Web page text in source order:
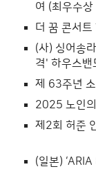
여 (최우수상
더 꿈 콘서트
(사) 싱어송
격' 하우스밴
제 63주년
2025 노인
제2회 허준
(일본)